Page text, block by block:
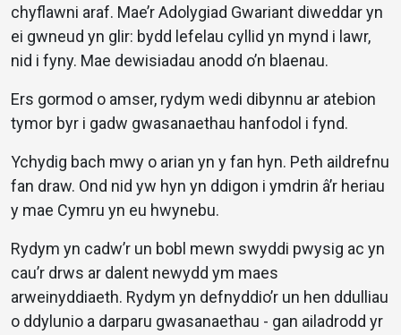
chyflawni araf. Mae’r Adolygiad Gwariant diweddar yn
ei gwneud yn glir: bydd lefelau cyllid yn mynd i lawr,
nid i fyny. Mae dewisiadau anodd o’n blaenau.
Ers gormod o amser, rydym wedi dibynnu ar atebion
tymor byr i gadw gwasanaethau hanfodol i fynd.
Ychydig bach mwy o arian yn y fan hyn. Peth aildrefnu
fan draw. Ond nid yw hyn yn ddigon i ymdrin â’r heriau
y mae Cymru yn eu hwynebu.
Rydym yn cadw’r un bobl mewn swyddi pwysig ac yn
cau’r drws ar dalent newydd ym maes
arweinyddiaeth. Rydym yn defnyddio’r un hen ddulliau
o ddylunio a darparu gwasanaethau - gan ailadrodd yr